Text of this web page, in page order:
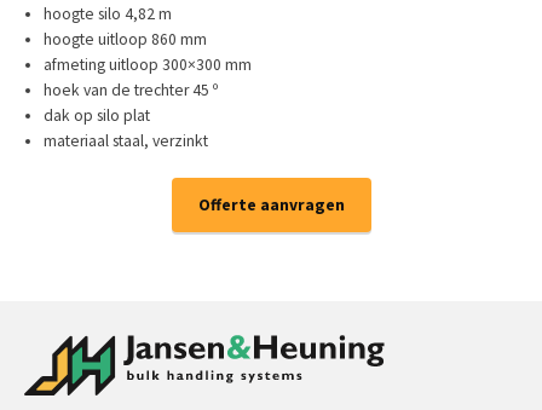
hoogte silo 4,82 m
hoogte uitloop 860 mm
afmeting uitloop 300×300 mm
hoek van de trechter 45 º
dak op silo plat
materiaal staal, verzinkt
Offerte aanvragen